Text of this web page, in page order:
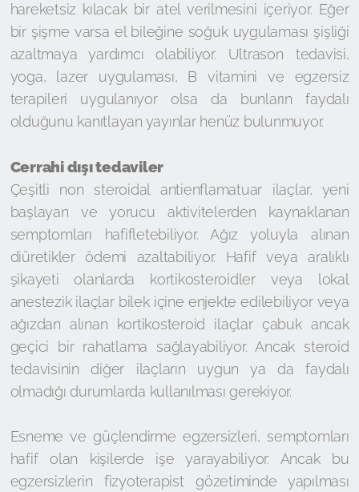
hareketsiz kılacak bir atel verilmesini içeriyor. Eğer
bir şişme varsa el bileğine soğuk uygulaması şişliği
azaltmaya yardımcı olabiliyor. Ultrason tedavisi,
yoga, lazer uygulaması, B vitamini ve egzersiz
terapileri uygulanıyor olsa da bunların faydalı
olduğunu kanıtlayan yayınlar henüz bulunmuyor.
Cerrahi dışı tedaviler
Çeşitli non steroidal antienflamatuar ilaçlar, yeni
başlayan ve yorucu aktivitelerden kaynaklanan
semptomları hafifletebiliyor. Ağız yoluyla alınan
diüretikler ödemi azaltabiliyor. Hafif veya aralıklı
şikayeti olanlarda kortikosteroidler veya lokal
anestezik ilaçlar bilek içine enjekte edilebiliyor veya
ağızdan alınan kortikosteroid ilaçlar çabuk ancak
geçici bir rahatlama sağlayabiliyor. Ancak steroid
tedavisinin diğer ilaçların uygun ya da faydalı
olmadığı durumlarda kullanılması gerekiyor.
Esneme ve güçlendirme egzersizleri, semptomları
hafif olan kişilerde işe yarayabiliyor. Ancak bu
egzersizlerin fizyoterapist gözetiminde yapılması